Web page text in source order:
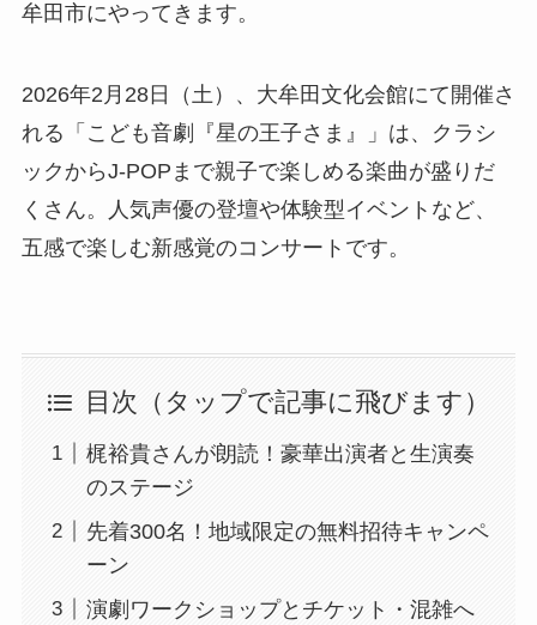
牟田市にやってきます。
2026年2月28日（土）、大牟田文化会館にて開催さ
れる「こども音劇『星の王子さま』」は、クラシ
ックからJ-POPまで親子で楽しめる楽曲が盛りだ
くさん。人気声優の登壇や体験型イベントなど、
五感で楽しむ新感覚のコンサートです。
目次（タップで記事に飛びます）
梶裕貴さんが朗読！豪華出演者と生演奏
のステージ
先着300名！地域限定の無料招待キャンペ
ーン
演劇ワークショップとチケット・混雑へ